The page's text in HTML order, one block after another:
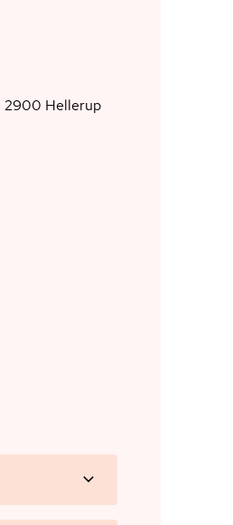
Hellerup Station, Ryvangs Allé 79, 2900 Hellerup